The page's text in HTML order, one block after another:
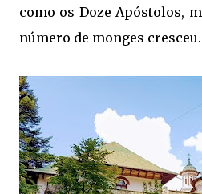
como os Doze Apóstolos,
número de monges cresceu.